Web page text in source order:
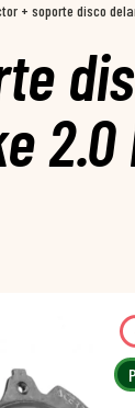
+ soporte disco
2.0